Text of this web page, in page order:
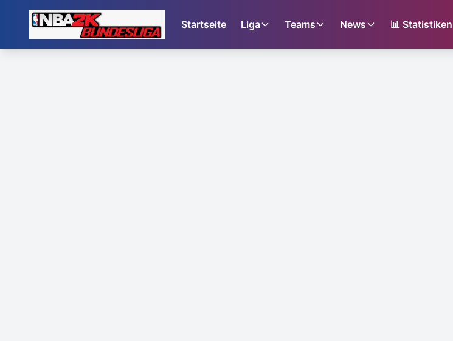
Startseite Liga Teams News 📊 Statistiken